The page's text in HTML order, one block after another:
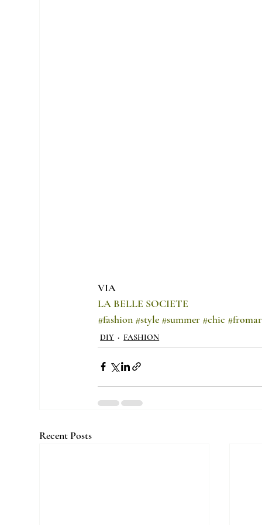
VIA
LA BELLE SOCIETE
#fashion #style #summer #chic
DIY FASHION
Recent Posts